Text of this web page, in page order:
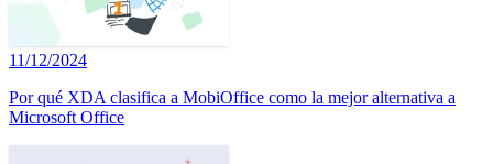
11/12/2024
Por qué XDA clasifica a MobiOffice como la mejor alternativa a
Microsoft Office